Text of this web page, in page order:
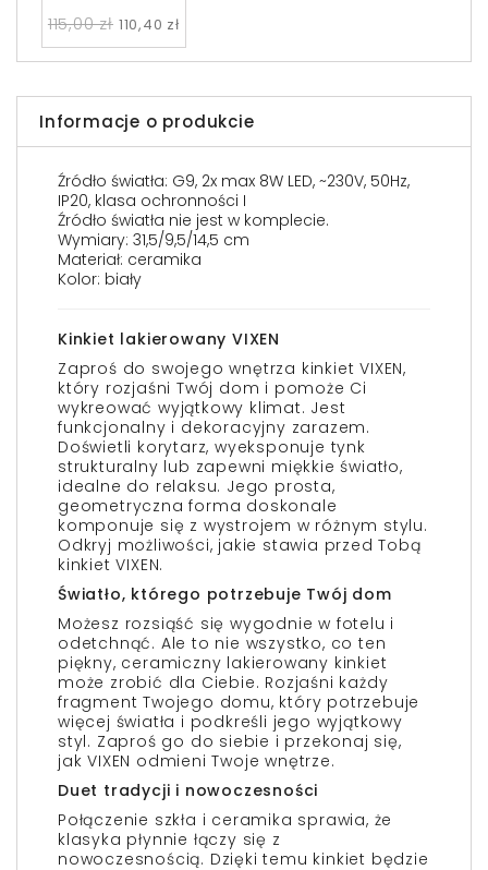
115,00 zł 110,40 zł
Informacje o produkcie
Źródło światła: G9, 2x max 8W LED, ~230V, 50Hz,
IP20, klasa ochronności I
Źródło światła nie jest w komplecie.
Wymiary: 31,5/9,5/14,5 cm
Materiał: ceramika
Kolor: biały
Kinkiet lakierowany VIXEN
Zaproś do swojego wnętrza kinkiet VIXEN,
który rozjaśni Twój dom i pomoże Ci
wykreować wyjątkowy klimat. Jest
funkcjonalny i dekoracyjny zarazem.
Doświetli korytarz, wyeksponuje tynk
strukturalny lub zapewni miękkie światło,
idealne do relaksu. Jego prosta,
geometryczna forma doskonale
komponuje się z wystrojem w różnym stylu.
Odkryj możliwości, jakie stawia przed Tobą
kinkiet VIXEN.
Światło, którego potrzebuje Twój dom
Możesz rozsiąść się wygodnie w fotelu i
odetchnąć. Ale to nie wszystko, co ten
piękny, ceramiczny lakierowany kinkiet
może zrobić dla Ciebie. Rozjaśni każdy
fragment Twojego domu, który potrzebuje
więcej światła i podkreśli jego wyjątkowy
styl. Zaproś go do siebie i przekonaj się,
jak VIXEN odmieni Twoje wnętrze.
Duet tradycji i nowoczesności
Połączenie szkła i ceramika sprawia, że
klasyka płynnie łączy się z
nowoczesnością. Dzięki temu kinkiet będzie